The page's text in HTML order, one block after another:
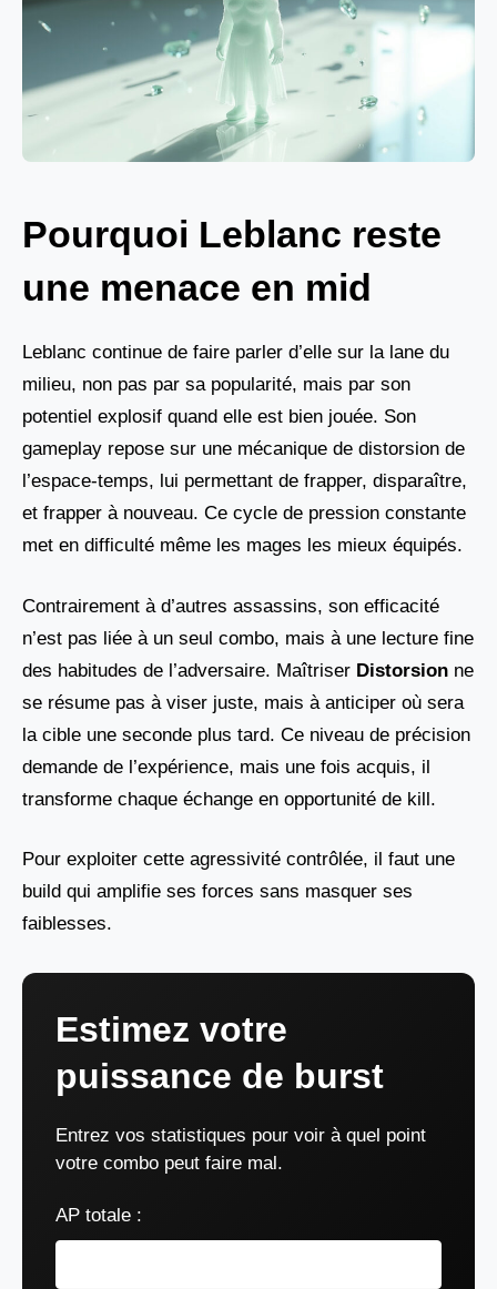
Pourquoi Leblanc reste
une menace en mid
Leblanc continue de faire parler d’elle sur la lane du
milieu, non pas par sa popularité, mais par son
potentiel explosif quand elle est bien jouée. Son
gameplay repose sur une mécanique de distorsion de
l’espace-temps, lui permettant de frapper, disparaître,
et frapper à nouveau. Ce cycle de pression constante
met en difficulté même les mages les mieux équipés.
Contrairement à d’autres assassins, son efficacité
n’est pas liée à un seul combo, mais à une lecture fine
des habitudes de l’adversaire. Maîtriser Distorsion ne
se résume pas à viser juste, mais à anticiper où sera
la cible une seconde plus tard. Ce niveau de précision
demande de l’expérience, mais une fois acquis, il
transforme chaque échange en opportunité de kill.
Pour exploiter cette agressivité contrôlée, il faut une
build qui amplifie ses forces sans masquer ses
faiblesses.
Estimez votre
puissance de burst
Entrez vos statistiques pour voir à quel point
votre combo peut faire mal.
AP totale :